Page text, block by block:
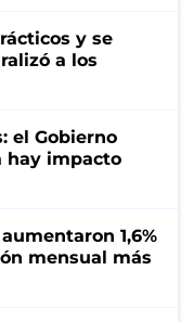
y se
a los
el Gobierno
hay impacto
1,6%
mensual más